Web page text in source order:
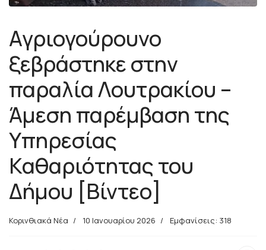
Αγριογούρουνο
ξεβράστηκε στην
παραλία Λουτρακίου –
Άμεση παρέμβαση της
Υπηρεσίας
Καθαριότητας του
Δήμου [Βίντεο]
Κορινθιακά Νέα 10 Ιανουαρίου 2026 Εμφανίσεις: 318